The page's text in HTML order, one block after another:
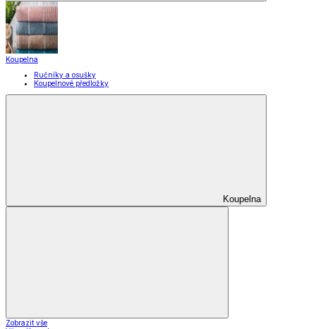
Koupelna
Ručníky a osušky
Koupelnové předložky
Koupelna
Zobrazit vše